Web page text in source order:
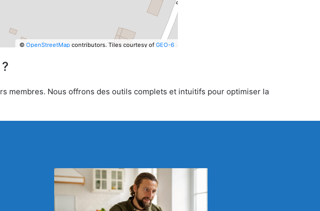
© OpenStreetMapcontributors. Tiles courtesy of GEO-6
membres. Nous offrons des outils complets et intuitifs pour optimiser la